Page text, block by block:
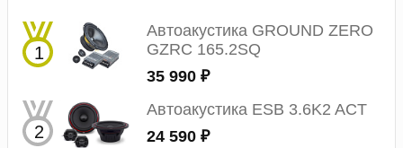
Автоакустика GROUND ZERO
GZRC 165.2SQ
35 990 ₽
Автоакустика ESB 3.6K2 ACT
24 590 ₽